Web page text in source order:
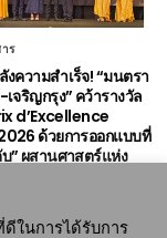
ร
งความสำเร็จ! “มนตรา
เจริญกรุง” คว้ารางวัล
d’Excellence
ด้วยการออกแบบที่
” ผสานศาสตร์แห่ง
ในการได้รับการ